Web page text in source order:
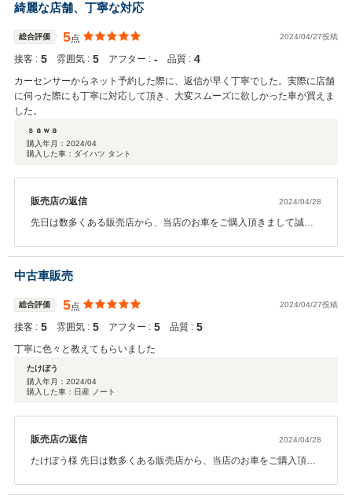
綺麗な店舗、丁寧な対応
総合評価 5点 2024/04/27投稿
接客 : 5 雰囲気 : 5 アフター : ‐ 品質 : 4
カーセンサーからネット予約した際に、返信が早く丁寧でした。実際に店舗
に伺った際にも丁寧に対応して頂き、大変スムーズに欲しかった車が買えま
した。
ｓａｗａ
購入年月： 2024/04
購入した車：ダイハツ タント
販売店の返信 2024/04/28
先日は数多くある販売店から、当店のお車をご購入頂きまして誠に
末永く当社とのお付き合いを 宜しくお願い致します。
中古車販売
総合評価 5点 2024/04/27投稿
接客 : 5 雰囲気 : 5 アフター : 5 品質 : 5
丁寧に色々と教えてもらいました
たけぼう
購入年月： 2024/04
購入した車：日産 ノート
販売店の返信 2024/04/28
たけぼう様 先日は数多くある販売店から、当店のお車をご購入頂き